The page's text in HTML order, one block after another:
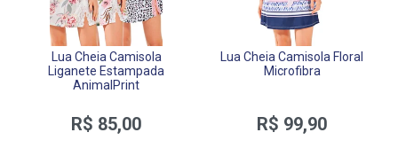
Lua Cheia Camisola
Liganete Estampada
AnimalPrint
R$ 85,00
Lua Cheia Camisola Floral
Microfibra
R$ 99,90